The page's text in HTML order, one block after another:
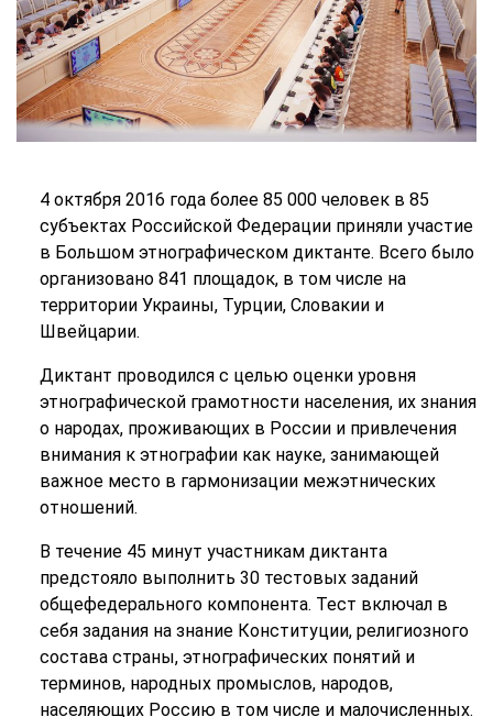
4 октября 2016 года более 85 000 человек в 85
субъектах Российской Федерации приняли участие
в Большом этнографическом диктанте. Всего было
организовано 841 площадок, в том числе на
территории Украины, Турции, Словакии и
Швейцарии.
Диктант проводился с целью оценки уровня
этнографической грамотности населения, их знания
о народах, проживающих в России и привлечения
внимания к этнографии как науке, занимающей
важное место в гармонизации межэтнических
отношений.
В течение 45 минут участникам диктанта
предстояло выполнить 30 тестовых заданий
общефедерального компонента. Тест включал в
себя задания на знание Конституции, религиозного
состава страны, этнографических понятий и
терминов, народных промыслов, народов,
населяющих Россию в том числе и малочисленных.